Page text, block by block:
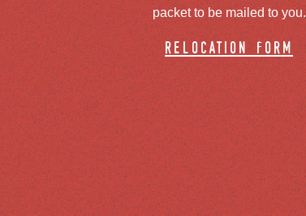
packet to be mailed to you.
relocation form